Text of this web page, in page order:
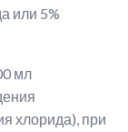
или 5%
мл
хлорида), при